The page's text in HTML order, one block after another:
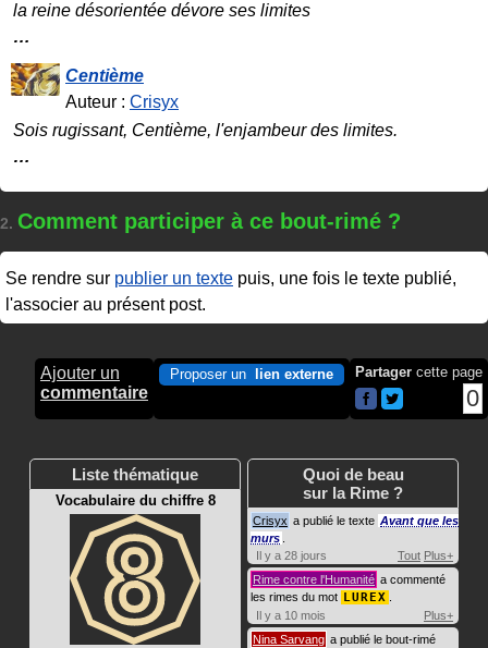
la reine désorientée dévore ses limites
…
Centième
Auteur : Crisyx
Sois rugissant, Centième, l'enjambeur des limites.
…
2. Comment participer à ce bout-rimé ?
Se rendre sur publier un texte puis, une fois le texte publié,
l'associer au présent post.
Ajouter un
commentaire
Proposer un lien externe Partager cette page
0
Liste thématique
Vocabulaire du chiffre 8
Quoi de beau
sur la Rime ?
Crisyx a publié le texte Avant que les
murs
Il y a 28 jours
Tout Plus+
Rime contre l'Humanité a commenté
les rimes du mot LUREX
Il y a 10 mois
Plus+
Nina Sarvang a publié le bout-rimé